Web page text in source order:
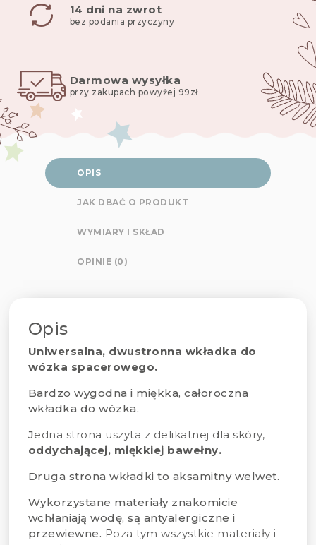
14 dni na zwrot
bez podania przyczyny
Darmowa wysyłka
przy zakupach powyżej 99zł
OPIS
JAK DBAĆ O PRODUKT
WYMIARY I SKŁAD
OPINIE (0)
Opis
Uniwersalna, dwustronna wkładka do
wózka spacerowego.
Bardzo wygodna i miękka, całoroczna
wkładka do wózka.
Jedna strona uszyta z delikatnej dla skóry,
oddychającej, miękkiej bawełny.
Druga strona wkładki to aksamitny welwet.
Wykorzystane materiały znakomicie
wchłaniają wodę, są antyalergiczne i
przewiewne. Poza tym wszystkie materiały i